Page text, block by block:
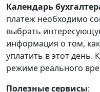
Календарь
платеж необходимо
выбрать
информация о том,
уплатить в этот день.
режиме реального
Полезные сервисы: